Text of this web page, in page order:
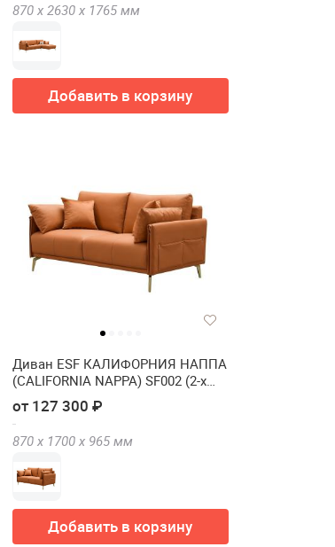
870 х 2630 х 1765 мм
Добавить в корзину
Диван ESF КАЛИФОРНИЯ НАППА
(CALIFORNIA NAPPA) SF002 (2-х
местный)
от 127 300 ₽
870 х 1700 х 965 мм
Добавить в корзину